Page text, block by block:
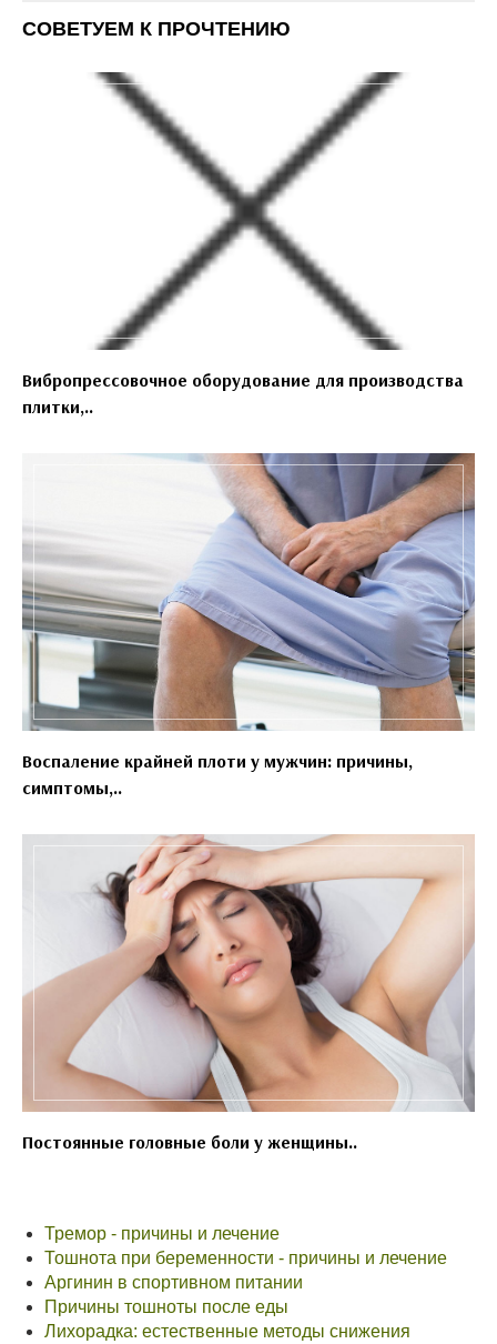
СОВЕТУЕМ К ПРОЧТЕНИЮ
Вибропрессовочное оборудование для производства
плитки,..
Воспаление крайней плоти у мужчин: причины,
симптомы,..
Постоянные головные боли у женщины..
Тремор - причины и лечение
Тошнота при беременности - причины и лечение
Аргинин в спортивном питании
Причины тошноты после еды
Лихорадка: естественные методы снижения